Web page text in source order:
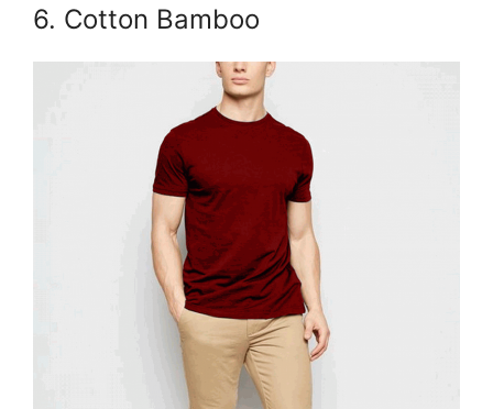
6. Cotton Bamboo